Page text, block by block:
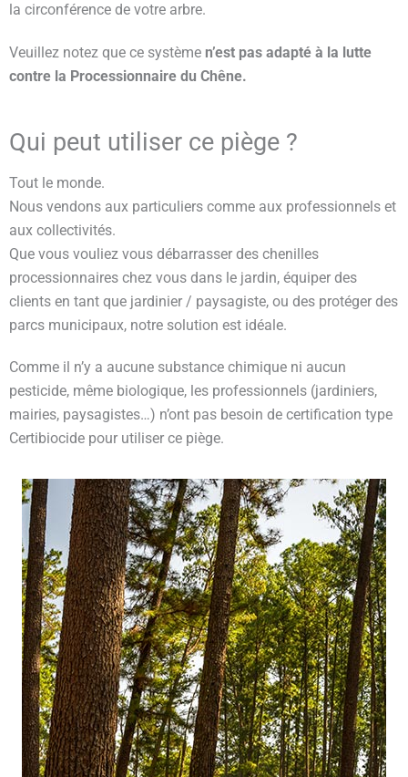
la circonférence de votre arbre.
Veuillez notez que ce système n’est pas adapté à la lutte
contre la Processionnaire du Chêne.
Qui peut utiliser ce piège ?
Tout le monde.
Nous vendons aux particuliers comme aux professionnels et
aux collectivités.
Que vous vouliez vous débarrasser des chenilles
processionnaires chez vous dans le jardin, équiper des
clients en tant que jardinier / paysagiste, ou des protéger des
parcs municipaux, notre solution est idéale.
Comme il n’y a aucune substance chimique ni aucun
pesticide, même biologique, les professionnels (jardiniers,
mairies, paysagistes…) n’ont pas besoin de certification type
Certibiocide pour utiliser ce piège.